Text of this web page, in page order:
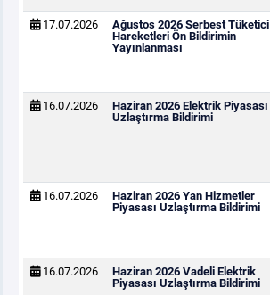
17.07.2026
Ağustos 2026 Serbest Tüketici
Hareketleri Ön Bildirimin
Yayınlanması
16.07.2026
Haziran 2026 Elektrik Piyasası
Uzlaştırma Bildirimi
16.07.2026
Haziran 2026 Yan Hizmetler
Piyasası Uzlaştırma Bildirimi
16.07.2026
Haziran 2026 Vadeli Elektrik
Piyasası Uzlaştırma Bildirimi